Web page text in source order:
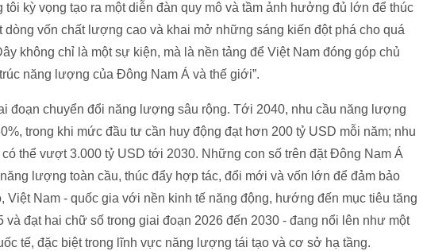
kỳ vọng tạo ra một diễn đàn quy mô và tầm ảnh hưởng đủ lớn để thúc
dòng vốn chất lượng cao và khai mở những sáng kiến đột phá cho quá
không chỉ là một sự kiện, mà là nền tảng để Việt Nam đóng góp chủ
năng lượng của Đông Nam Á và thế giới”.
đoạn chuyển đổi năng lượng sâu rộng. Tới 2040, nhu cầu năng lượng
trong khi mức đầu tư cần huy động đạt hơn 200 tỷ USD mỗi năm; nhu
thể vượt 3.000 tỷ USD tới 2030. Những con số trên đặt Đông Nam Á
lượng toàn cầu, thúc đẩy hợp tác, đổi mới và vốn lớn để đảm bảo
Việt Nam - quốc gia với nền kinh tế năng động, hướng đến mục tiêu tăng
và đạt hai chữ số trong giai đoạn 2026 đến 2030 - đang nổi lên như một
tế, đặc biệt trong lĩnh vực năng lượng tái tạo và cơ sở hạ tầng.